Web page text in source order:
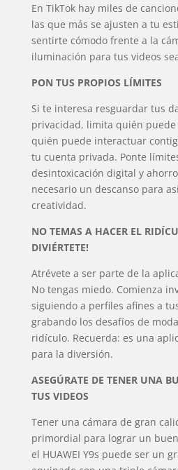
En TikTok hay miles de
las que más se ajusten a tu
sentirte cómodo frente a la
iluminación para tus videos
PON TUS PROPIOS LÍMITES
Si te interesa resguardar tus
privacidad, limita quién
quién puede interactuar
tu cuenta privada. Ponte
desintoxicación digital y
necesario un descanso para
creatividad.
NO TEMAS A HACER EL
DIVIÉRTETE!
Atrévete a ser parte de la
No tengas miedo. Comienza
siguiendo a perfiles afines a
grabando los desafíos de
ridículo. Recuerda: es una
para la diversión.
ASEGÚRATE DE TENER UNA
TUS VIDEOS
Tener una cámara de gran
primordial para lograr un
el HUAWEI Y9s puede ser un